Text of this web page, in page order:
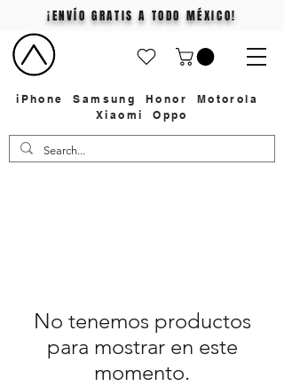
¡ENVÍO GRATIS A TODO MÉXICO!
iPhone Samsung Honor
Motorola
Xiaomi
Oppo
No tenemos productos
para mostrar en este
momento.